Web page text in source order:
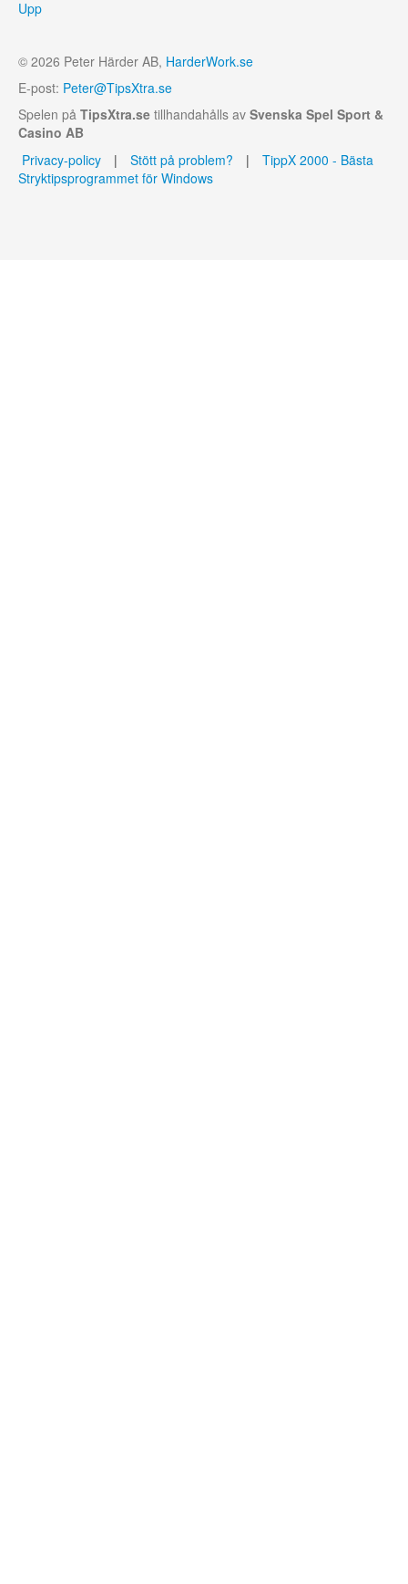
Upp
© 2026 Peter Härder AB, HarderWork.se
E-post: Peter@TipsXtra.se
Spelen på TipsXtra.se tillhandahålls av Svenska Spel Sport &
Casino AB
Privacy-policy
| Stött på problem? |
TippX 2000 - Bästa
Stryktipsprogrammet för Windows